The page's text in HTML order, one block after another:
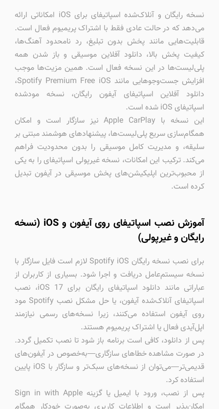
نسخه رایگان و آنلاک‌شده اسپاتیفای برای iOS امکاناتی ارائه
می‌دهد که در حالت عادی فقط با اشتراک پریمیوم فعال است.
قابلیت‌هایی مانند پخش بدون تبلیغ، رد نامحدود آهنگ‌ها،
کیفیت پخش بالا، دانلود آفلاین موسیقی و باز شدن همه
پلی‌لیست‌ها در این نسخه فعال است. همین مزیت‌ها موجب
افزایش جست‌وجوهایی مانند Spotify Premium Free iOS،
دانلود آفلاین اسپاتیفای آیفون رایگان، نسخه مودشده
اسپاتیفای iOS شده است.
این نسخه با Apple CarPlay نیز سازگار است و امکان
همگام‌سازی سریع پلی‌لیست‌ها، پیشنهادهای هوشمند مبتنی بر
سلیقه، و مدیریت کامل موسیقی را بدون محدودیت فراهم
می‌کند. ترکیب این امکانات، نسخه غیرپولی اسپاتیفای را به یکی
از محبوب‌ترین اپلیکیشن‌های پخش موسیقی در آیفون تبدیل
کرده است.
آموزش نصب اسپاتیفای روی آیفون و iOS (نسخه
رایگان و غیرپولی)
برای نصب نسخه رایگان Spotify iOS لازم است فایل سازگار با
نسخه سیستم‌عامل دریافت و اجرا شود. بسیاری از کاربران از
عباراتی مانند دانلود اسپاتیفای رایگان برای iOS 17، نصب
اسپاتیفای آنلاک‌شده آیفون، یا حل مشکل نصب Spotify مود
روی آیفون استفاده می‌کنند، زیرا نسخه‌های رسمی نیازمند
اپل‌آیدی فعال یا اشتراک پریمیوم هستند.
پس از دانلود، کافی است برنامه باز شود تا نصب تکمیل گردد.
در صورت مشاهده خطاهای سازگاری—به‌خصوص در آیفون‌های
قدیمی‌تر—می‌توان از نسخه‌های سبک‌تر و سازگار با iOS پایین
استفاده کرد.
پس از نصب، ورود با ایمیل یا گزینه Sign in with Apple